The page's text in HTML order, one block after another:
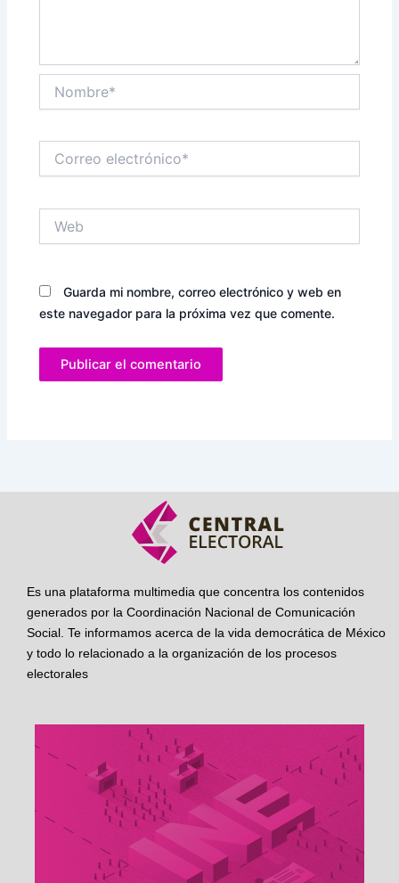
electrónico*
Guarda mi nombre, correo electrónico y web en
este navegador para la próxima vez que comente.
Es una plataforma multimedia que concentra los contenidos
generados por la Coordinación Nacional de Comunicación
Social. Te informamos acerca de la vida democrática de México
y todo lo relacionado a la organización de los procesos
electorales